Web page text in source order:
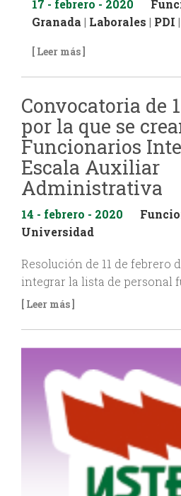
17 - febrero - 2020
Granada | Laborales | PDI |
[ Leer más ]
Convocatoria de
por la que se
Funcionarios
Escala Auxiliar
Administrativa
14 - febrero - 2020
Universidad
Resolución de 11 de febrero
integrar la lista de personal
[ Leer más ]